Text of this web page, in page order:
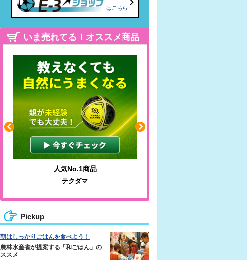
はこちら
いま売れてる！オススメ商品
人気No.1商品
テクダマ
Pickup
朝はしっかりごはんを食べよう！
農林水産省が提案する「和ごはん」の
ススメ